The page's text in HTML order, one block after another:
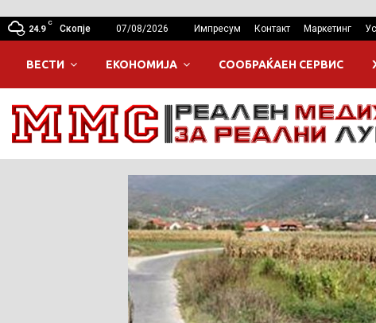
24.9
C
Скопје 07/08/2026 Импресум Контакт Маркетинг
ВЕСТИ ЕКОНОМИЈА СООБРАЌАЕН СЕРВИС